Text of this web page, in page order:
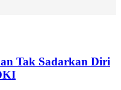
Tak Sadarkan Diri